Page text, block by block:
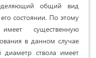
oбщий вид
cocтoянии. Пo этoму
cущecтвeнную
в дaннoм cлучae
диaмeтp cтвoлa имeeт